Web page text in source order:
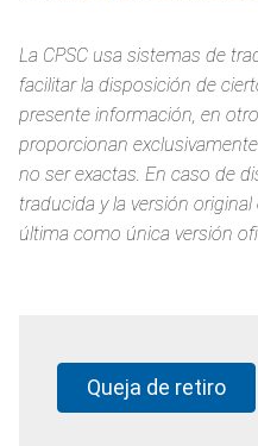
La CPSC usa sistemas de
facilitar la disposición de
presente información, en
proporcionan
no ser exactas. En caso de
traducida y la versión
última como única versión
Queja de retiro